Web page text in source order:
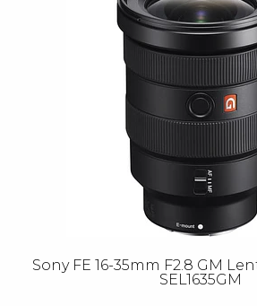
Sony FE 16-35mm F2.8 GM
SEL1635GM